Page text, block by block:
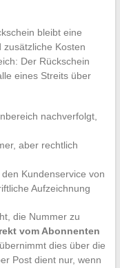
bleibt eine
Kosten
Der Rückschein
eines Streits über
nachverfolgt,
aber rechtlich
Kundenservice von
Aufzeichnung
die Nummer zu
vom Abonnenten
dies über die
Post dient nur, wenn